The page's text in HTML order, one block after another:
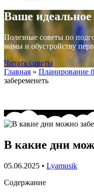
Ваше идеальное
Полезные советы по
мамы и обустройству
Читать советы
Главная » Планирование
забеременеть
В какие дни
05.06.2025 • Lyamusik
Содержание